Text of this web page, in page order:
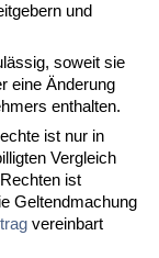
und
soweit sie
eine Änderung
enthalten.
ist nur in
Vergleich
ist
Geltendmachung
vereinbart